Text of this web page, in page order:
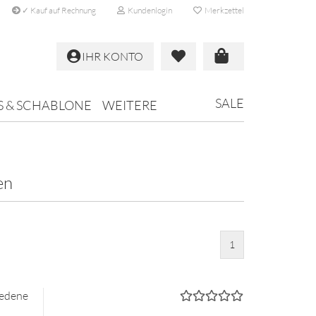
✓ Kauf auf Rechnung Kundenlogin Merkzettel
IHR KONTO
& SCHABLONE SALE
WEITERE
1